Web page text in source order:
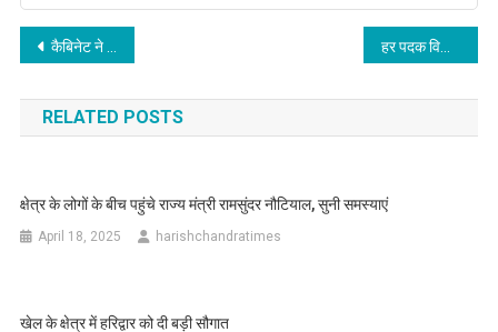
Post
navigation
कैबिनेट ने यूसीसी की नियमावली को दी मंजूरी
RELATED POSTS
क्षेत्र के लोगों के बीच पहुंचे राज्य मंत्री रामसुंदर नौटियाल, सुनी समस्याएं
April 18, 2025 harishchandratimes
खेल के क्षेत्र में हरिद्वार को दी बड़ी सौगात